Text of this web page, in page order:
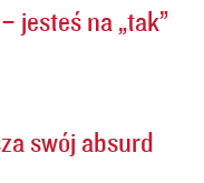
jesteś na „tak”
swój absurd